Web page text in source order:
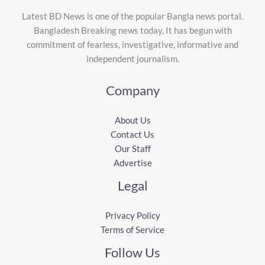
Latest BD News is one of the popular Bangla news portal.
Bangladesh Breaking news today, It has begun with
commitment of fearless, investigative, informative and
independent journalism.
Company
About Us
Contact Us
Our Staff
Advertise
Legal
Privacy Policy
Terms of Service
Follow Us